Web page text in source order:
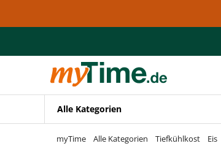
Zur Navigation springen
Alle Kategorien
myTime Alle Kategorien Tiefkühlkost Eis